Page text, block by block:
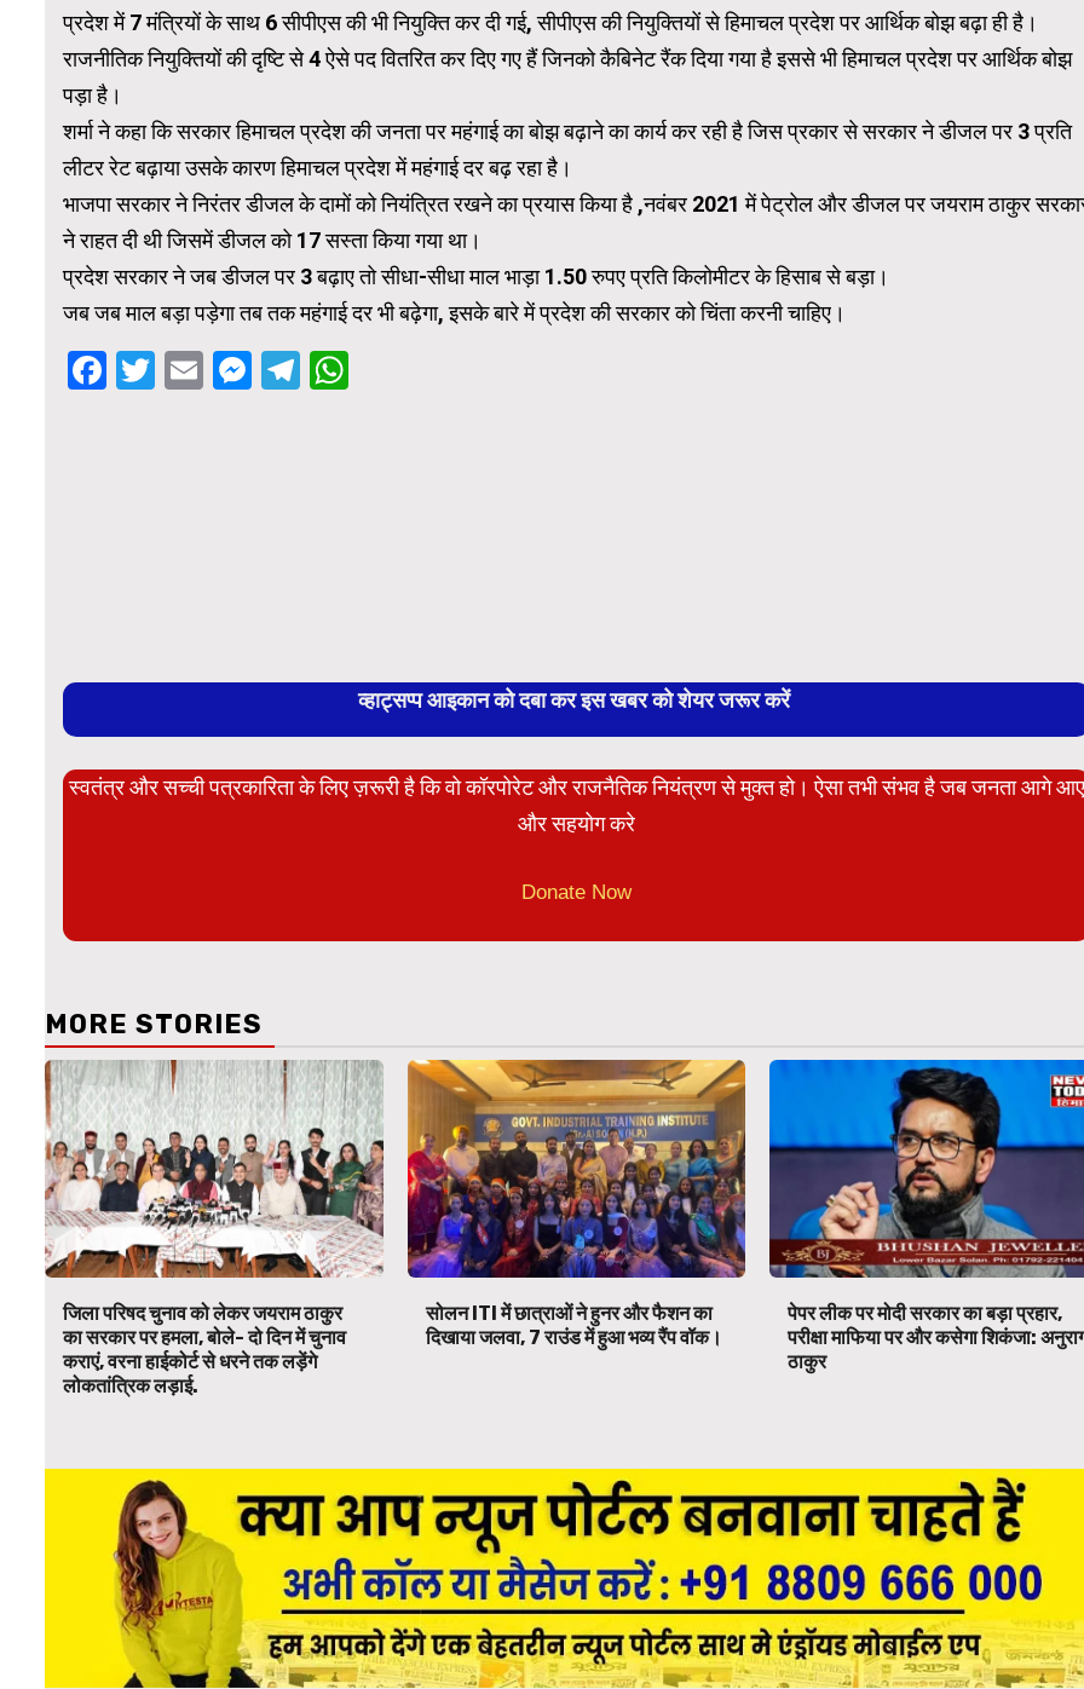
प्रदेश में 7 मंत्रियों के साथ 6 सीपीएस की भी नियुक्ति कर दी गई, सीपीएस की नियुक्तियों से हिमाचल प्रदेश पर आर्थिक बोझ बढ़ा ही है।
राजनीतिक नियुक्तियों की दृष्टि से 4 ऐसे पद वितरित कर दिए गए हैं जिनको कैबिनेट रैंक दिया गया है इससे भी हिमाचल प्रदेश पर आर्थिक बोझ
पड़ा है।
शर्मा ने कहा कि सरकार हिमाचल प्रदेश की जनता पर महंगाई का बोझ बढ़ाने का कार्य कर रही है जिस प्रकार से सरकार ने डीजल पर ₹3 प्रति
लीटर रेट बढ़ाया उसके कारण हिमाचल प्रदेश में महंगाई दर बढ़ रहा है।
भाजपा सरकार ने निरंतर डीजल के दामों को नियंत्रित रखने का प्रयास किया है ,नवंबर 2021 में पेट्रोल और डीजल पर जयराम ठाकुर
ने राहत दी थी जिसमें डीजल को ₹17 सस्ता किया गया था।
प्रदेश सरकार ने जब डीजल पर ₹3 बढ़ाए तो सीधा-सीधा माल भाड़ा 1.50 रुपए प्रति किलोमीटर के हिसाब से बड़ा।
जब जब माल बड़ा पड़ेगा तब तक महंगाई दर भी बढ़ेगा, इसके बारे में प्रदेश की सरकार को चिंता करनी चाहिए।
Facebook
Twitter
EmailMessenger
Telegram
व्हाट्सप्प आइकान को दबा कर इस खबर को शेयर जरूर करें
स्वतंत्र और सच्ची पत्रकारिता के लिए ज़रूरी है कि वो कॉरपोरेट और राजनैतिक नियंत्रण से मुक्त हो। ऐसा तभी संभव है जब जनता आगे आए
और सहयोग करे
Donate Now
MORE STORIES
जिला परिषद चुनाव को लेकर जयराम ठाकुर
का सरकार पर हमला, बोले- दो दिन में चुनाव
कराएं, वरना हाईकोर्ट से धरने तक लड़ेंगे
लोकतांत्रिक लड़ाई.
सोलन ITI में छात्राओं ने हुनर और फैशन का
दिखाया जलवा, 7 राउंड में हुआ भव्य रैंप वॉक।
पेपर लीक पर मोदी सरकार का बड़ा प्रहार,
परीक्षा माफिया पर और कसेगा शिकंजा:
ठाकुर